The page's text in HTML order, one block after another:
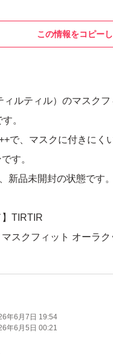
この情報をコピー
ィルティル）のマスク
。
で、マスクに付きにく
す。
新品未開封の状態です。
】TIRTIR
マスクフィット オーラ
IVORY
SPF30 PA++
】未使用
2026年3月
年6月7日 19:54
年6月5日 00:21